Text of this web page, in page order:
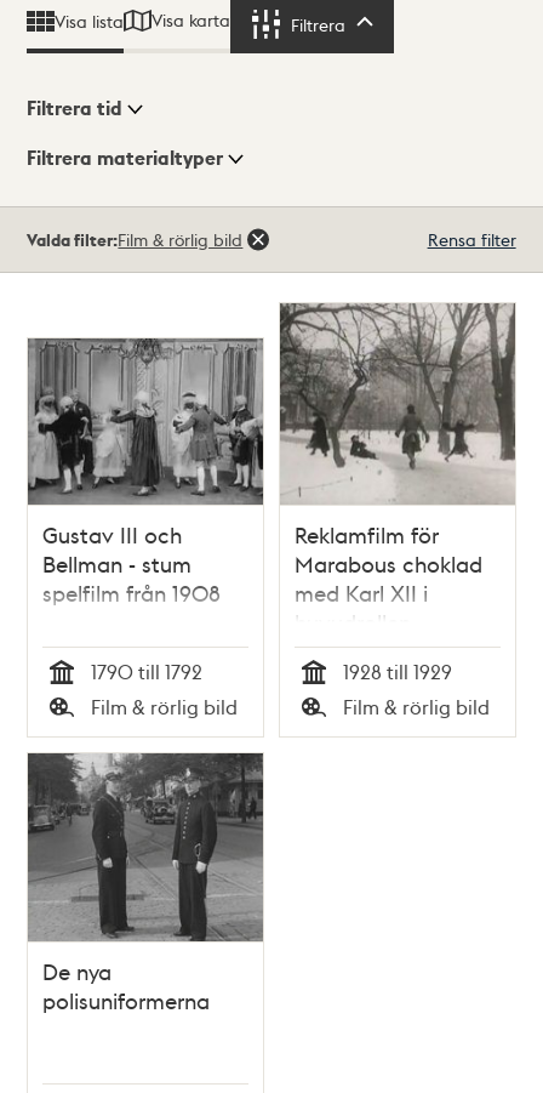
Visa lista Visa karta Filtrera
Visningsläge
Filtrera tid
Filtrera materialtyper
träffar
Valda filter:Film & rörlig bild Rensa filter
Gustav III och
Bellman - stum
spelfilm från 1908
Tid
1790 till 1792
Typ
Film & rörlig bild
Reklamfilm för
Marabous choklad
med Karl XII i
huvudrollen.
Tid
1928 till 1929
Typ
Film & rörlig bild
De nya
polisuniformerna